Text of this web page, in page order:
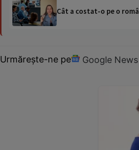
Cât a costat-o pe o
Urmărește-ne pe Google News